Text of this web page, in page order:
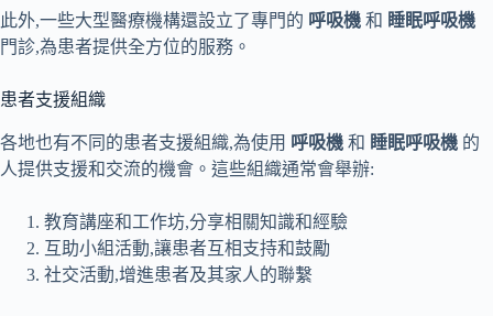
此外,一些大型醫療機構還設立了專門的 呼吸機 和 睡眠呼吸機
門診,為患者提供全方位的服務。
患者支援組織
各地也有不同的患者支援組織,為使用 呼吸機 和 睡眠呼吸機 的
人提供支援和交流的機會。這些組織通常會舉辦:
教育講座和工作坊,分享相關知識和經驗
互助小組活動,讓患者互相支持和鼓勵
社交活動,增進患者及其家人的聯繫